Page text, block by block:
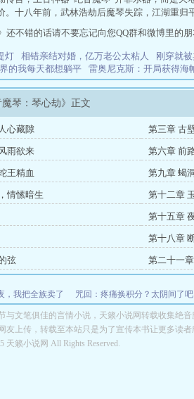
十八年前，武林浩劫后魔琴失踪，江湖重归
不错的话请不要忘记向您QQ群和微博里的朋
灯 相错亲结对婚，亿万老公太粘人 刚穿就
的我每天都想躺平 雷奥尼克斯：开局获得海
魔琴：琴心劫》正文
心藏隙 第三章 古
雨欲来 第六章 前
王精血 第九章 蝎
情愫暗生 第十二章
第十五章
第十八章
弦 第二十一
，我把全族卖了 咒回：疼痛换积分？太阴间了吧
们都叫我炮神 她说，她想去团播见见世面 秦
30 绝音魔琴攻略 魔绝琴32
与文笔俱佳的言情小说，天籁小说网转载收集绝音
上传，转载至本站只是为了宣传本书让更多读者
天籁小说网 All Rights Reserved.